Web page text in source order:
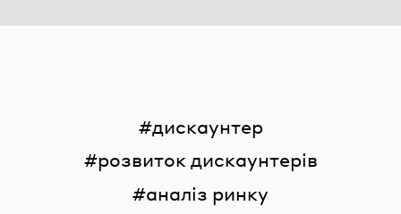
дискаунтер
розвиток дискаунтерів
аналіз ринку